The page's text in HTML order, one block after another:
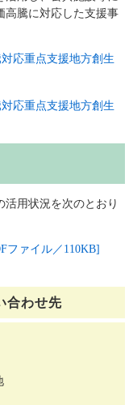
高騰に対応した支援事
応重点支援地方創生
応重点支援地方創生
用状況を次のとおり
ァイル／110KB]
合わせ先